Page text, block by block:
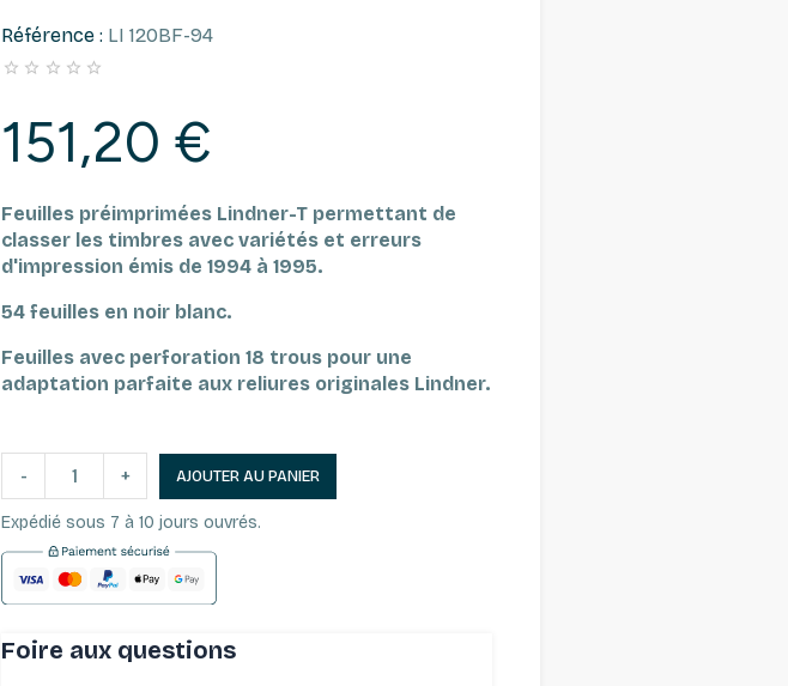
Référence : LI 120BF-94
    
151,20 €
Feuilles préimprimées Lindner-T permettant de
classer les timbres avec variétés et erreurs
d'impression émis de 1994 à 1995.
54 feuilles en noir blanc.
Feuilles avec perforation 18 trous pour une
adaptation parfaite aux reliures originales Lindner.
- + AJOUTER AU PANIER
Expédié sous 7 à 10 jours ouvrés.
Foire aux questions